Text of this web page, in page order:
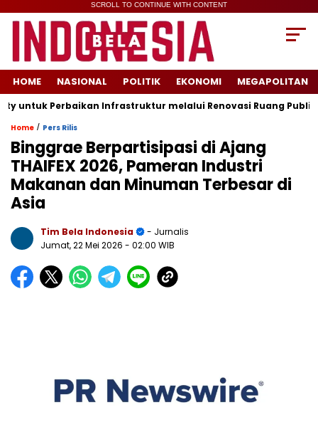
SCROLL TO CONTINUE WITH CONTENT
HOME NASIONAL POLITIK EKONOMI MEGAPOLITAN
Perbaikan Infrastruktur melalui Renovasi Ruang Publik
Home / Pers Rilis
Binggrae Berpartisipasi di Ajang
THAIFEX 2026, Pameran Industri
Makanan dan Minuman Terbesar di
Asia
Tim Bela Indonesia
- Jurnalis
Jumat, 22 Mei 2026 - 02:00 WIB